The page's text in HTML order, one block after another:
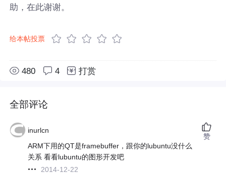
助，在此谢谢。
给本帖投票
480 4 打赏
全部评论
inurlcn
ARM下用的QT是framebuffer，跟你的lubuntu没什么
关系 看看lubuntu的图形开发吧
2014-12-22
赞